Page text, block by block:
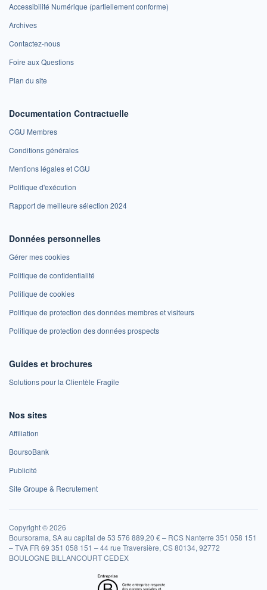
Accessibilité Numérique (partiellement conforme)
Archives
Contactez-nous
Foire aux Questions
Plan du site
Documentation Contractuelle
CGU Membres
Conditions générales
Mentions légales et CGU
Politique d'exécution
Rapport de meilleure sélection 2024
Données personnelles
Gérer mes cookies
Politique de confidentialité
Politique de cookies
Politique de protection des données membres et visiteurs
Politique de protection des données prospects
Guides et brochures
Solutions pour la Clientèle Fragile
Nos sites
Affiliation
BoursoBank
Publicité
Site Groupe & Recrutement
Copyright © 2026
Boursorama, SA au capital de 53 576 889,20 € – RCS Nanterre 351 058 151
– TVA FR 69 351 058 151 – 44 rue Traversière, CS 80134, 92772
BOULOGNE BILLANCOURT CEDEX